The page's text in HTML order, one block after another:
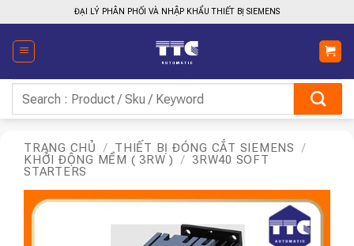
qua
nội
dung
ĐẠI LÝ PHÂN PHỐI VÀ NHẬP KHẨU THIẾT BỊ SIEMENS
kiếm:
TRANG CHỦ / THIẾT BỊ ĐÓNG CẮT SIEMENS
/
KHỞI ĐỘNG MỀM ( 3RW )
/ 3RW40 SOFT
STARTERS